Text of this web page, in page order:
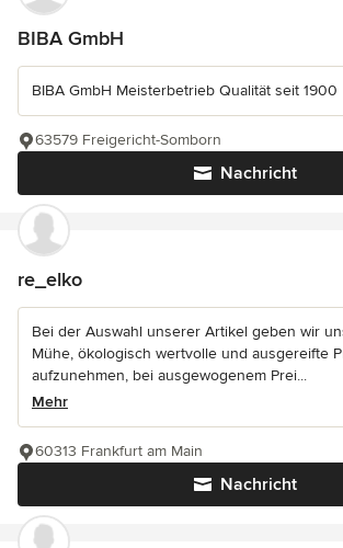
BIBA GmbH
BIBA GmbH Meisterbetrieb Qualität seit 1900
Nachricht
63579 Freigericht-Somborn
re_elko
Bei der Auswahl unserer Artikel geben wir
Mühe, ökologisch wertvolle und ausgereifte
aufzunehmen, bei ausgewogenem Prei...
Mehr
Nachricht
60313 Frankfurt am Main